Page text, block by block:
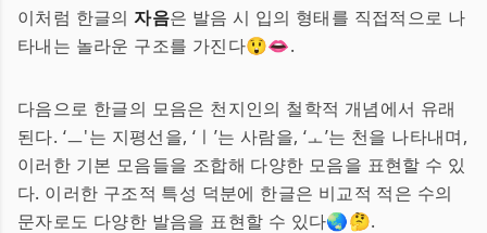
이처럼 한글의자음은 발음 시 입의 형태를 직접적으로 나
타내는 놀라운 구조를 가진다😲👄.
다음으로 한글의 모음은 천지인의 철학적 개념에서 유래
된다. ‘ㅡ'는 지평선을, ‘ㅣ’는 사람을, ‘ㅗ’는 천을 나타내며,
이러한 기본 모음들을 조합해 다양한 모음을 표현할 수 있
다. 이러한 구조적 특성 덕분에 한글은 비교적 적은 수의
문자로도 다양한 발음을 표현할 수 있다🌏🤔.